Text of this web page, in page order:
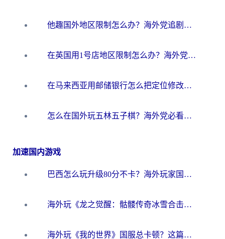
他趣国外地区限制怎么办？海外党追剧听歌看直播的一站式解决方案
在英国用1号店地区限制怎么办？海外党必看的回国加速全攻略
在马来西亚用邮储银行怎么把定位修改到中国国内？3个海外生活痛点一次解决
怎么在国外玩五林五子棋？海外党必看的回国加速全攻略（附优酷荔枝FM解决方法）
加速国内游戏
巴西怎么玩升级80分不卡？海外玩家国服游戏加速器终极指南（附避坑技巧）
海外玩《龙之觉醒：骷髅传奇冰雪合击》延迟高？这篇指南帮你解决卡顿烦恼！
海外玩《我的世界》国服总卡顿？这篇我的世界游戏加速器指南帮你解决所有问题